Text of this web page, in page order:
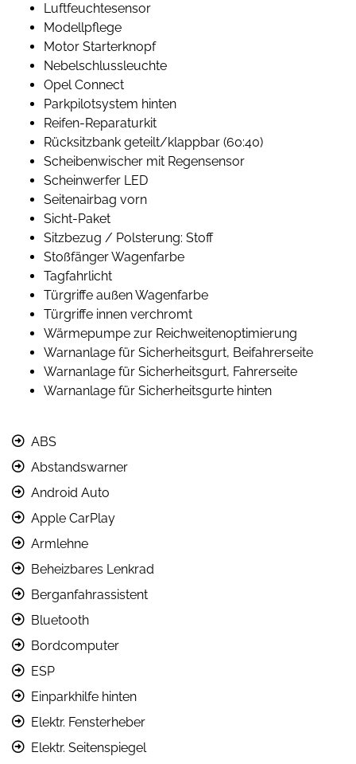
Luftfeuchtesensor
Modellpflege
Motor Starterknopf
Nebelschlussleuchte
Opel Connect
Parkpilotsystem hinten
Reifen-Reparaturkit
Rücksitzbank geteilt/klappbar (60:40)
Scheibenwischer mit Regensensor
Scheinwerfer LED
Seitenairbag vorn
Sicht-Paket
Sitzbezug / Polsterung: Stoff
Stoßfänger Wagenfarbe
Tagfahrlicht
Türgriffe außen Wagenfarbe
Türgriffe innen verchromt
Wärmepumpe zur Reichweitenoptimierung
Warnanlage für Sicherheitsgurt, Beifahrerseite
Warnanlage für Sicherheitsgurt, Fahrerseite
Warnanlage für Sicherheitsgurte hinten
ABS
Abstandswarner
Android Auto
Apple CarPlay
Armlehne
Beheizbares Lenkrad
Berganfahrassistent
Bluetooth
Bordcomputer
ESP
Einparkhilfe hinten
Elektr. Fensterheber
Elektr. Seitenspiegel